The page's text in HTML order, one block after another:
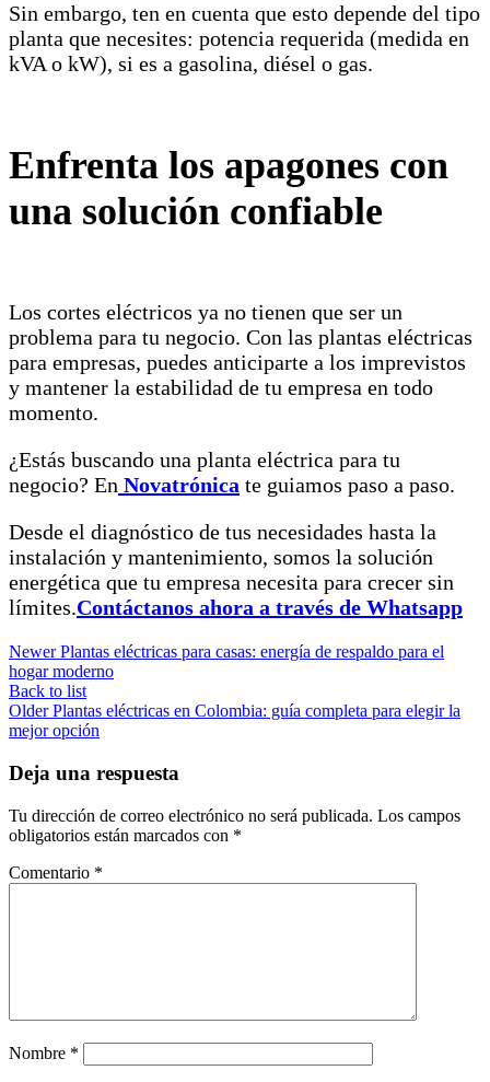
Sin embargo, ten en cuenta que esto depende del tipo
planta que necesites: potencia requerida (medida en
kVA o kW), si es a gasolina, diésel o gas.
Enfrenta los apagones con
una solución confiable
Los cortes eléctricos ya no tienen que ser un
problema para tu negocio. Con las plantas eléctricas
para empresas, puedes anticiparte a los imprevistos
y mantener la estabilidad de tu empresa en todo
momento.
¿Estás buscando una planta eléctrica para tu
negocio? En Novatrónica te guiamos paso a paso.
Desde el diagnóstico de tus necesidades hasta la
instalación y mantenimiento, somos la solución
energética que tu empresa necesita para crecer sin
límites.Contáctanos ahora a través de Whatsapp
Newer Plantas eléctricas para casas: energía de respaldo para el
hogar moderno
Back to list
Older Plantas eléctricas en Colombia: guía completa para elegir la
mejor opción
Deja una respuesta
Tu dirección de correo electrónico no será publicada. Los campos
obligatorios están marcados con *
Comentario *
Nombre *